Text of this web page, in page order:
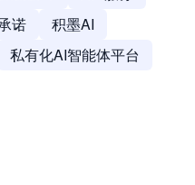
诺
积墨AI
私有化AI智能体平台